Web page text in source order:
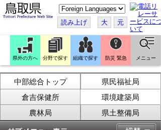
こ
の
ペ
ー
ジ
翻
訳
す
る
読み上げ 大 元
県外の方へ 分野で探す 組織で探す 防災 緊急 メニュー
中部総合トップ
県民福祉局
倉吉保健所
環境建築局
農林局
県土整備局